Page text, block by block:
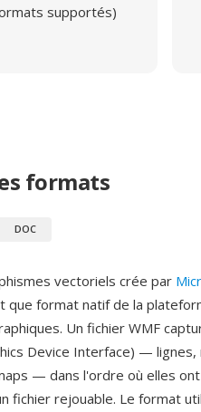
supportés)
formats
DOC
vectoriels crée par
que format natif de la
Un fichier WMF
Device Interface) — lignes,
— dans l'ordre où elles
fichier rejouable. Le format